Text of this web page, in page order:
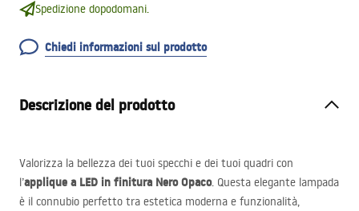
Spedizione dopodomani.
Chiedi informazioni sul prodotto
Descrizione del prodotto
Valorizza la bellezza dei tuoi specchi e dei tuoi quadri con
l’applique a LED in finitura Nero Opaco. Questa elegante lampada
è il connubio perfetto tra estetica moderna e funzionalità,